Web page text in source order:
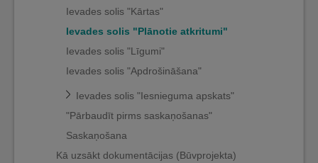
Ievades solis "Kārtas"
Ievades solis "Plānotie atkritumi"
Ievades solis "Līgumi"
Ievades solis "Apdrošināšana"
Ievades solis "Iesnieguma apskats"
"Pārbaudīt pirms saskaņošanas"
Saskaņošana
Kā uzsākt dokumentācijas (Būvprojekta)